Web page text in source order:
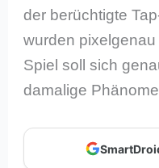
der berüchtigte
wurden
Spiel soll sich
damalige